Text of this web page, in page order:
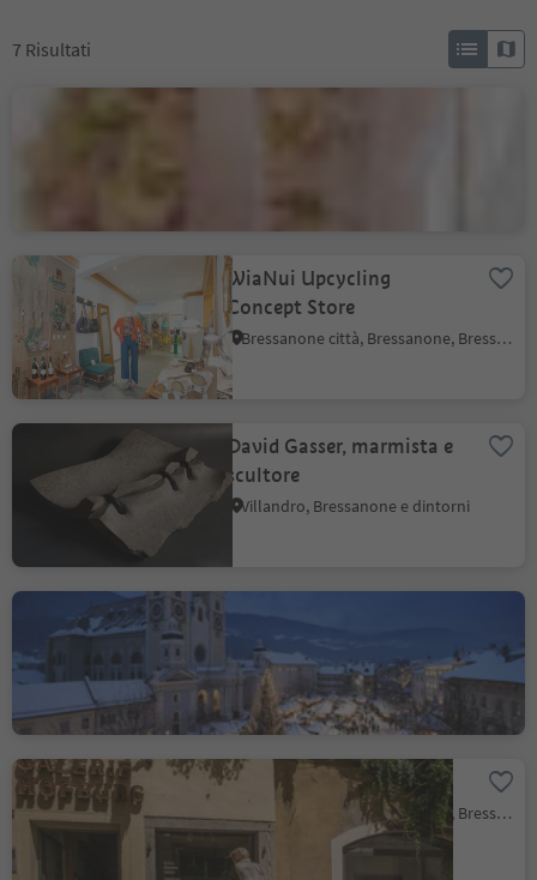
7 Risultati
Janek 1912 Glas Art
WiaNui Upcycling
Concept Store
Bressanone città, Bressanone, Bressanone e dintorni
David Gasser, marmista e
scultore
Villandro, Bressanone e dintorni
Bressanone città, Bressanone, Bressanone e dintorni
Galleria Hofburg
Bressanone città, Bressanone, Bressanone e dintorni